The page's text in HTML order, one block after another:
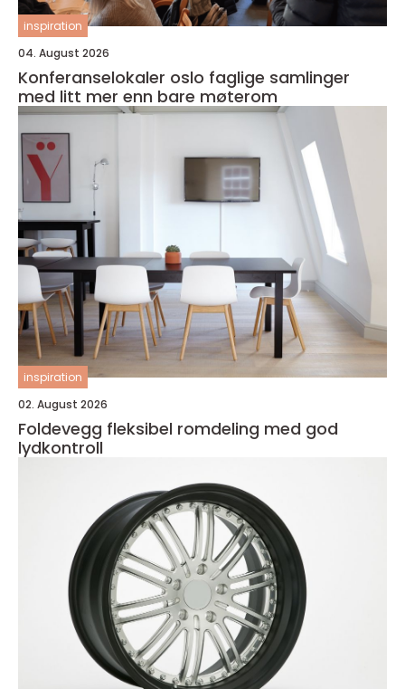
inspiration
04. August 2026
Konferanselokaler oslo faglige samlinger
med litt mer enn bare møterom
inspiration
02. August 2026
Foldevegg fleksibel romdeling med god
lydkontroll